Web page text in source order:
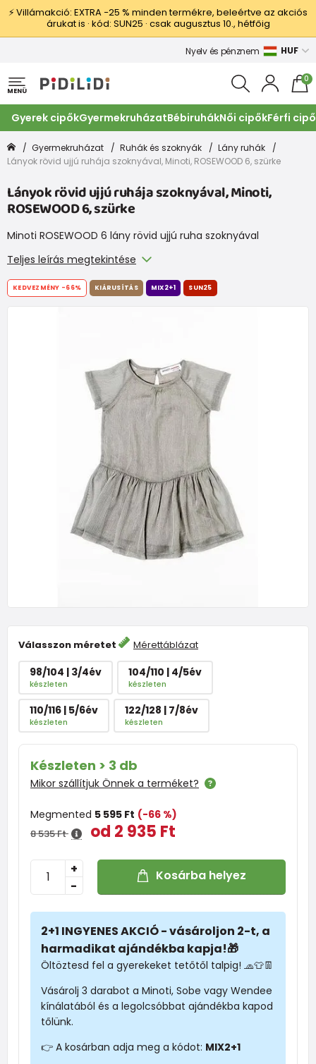
⚡ Villámakció: EXTRA −25 % minden termékre, beleértve az akciós
árukat is · kód: SUN25 · csak augusztus 10., hétfőig
Nyelv és pénznem HUF
MENÜ
0
Gyerek cipőkGyermekruházatBébiruhákNői cipőkFérfi
Gyermekruházat Ruhák és szoknyák
Lány ruhák
Lányok rövid ujjú ruhája szoknyával, Minoti, ROSEWOOD 6, szürke
Lányok rövid ujjú ruhája szoknyával, Minoti,
ROSEWOOD 6, szürke
Minoti ROSEWOOD 6 lány rövid ujjú ruha szoknyával
Teljes leírás megtekintése
Válasszon méretet Mérettáblázat
98/104 | 3/4év
készleten
104/110 | 4/5év
készleten
110/116 | 5/6év
készleten
122/128 | 7/8év
készleten
Készleten > 3 db
Mikor szállítjuk Önnek a terméket?
Megmented 5 595 Ft (-66 %)
8 535 Ft od 2 935 Ft
-
+ Kosárba helyez
2+1 INGYENES AKCIÓ - vásároljon 2-t, a
harmadikat ajándékba kapja!🎁
Öltöztesd fel a gyerekeket tetőtől talpig! 🧢👕👖
Vásárolj 3 darabot a Minoti, Sobe vagy Wendee
kínálatából és a legolcsóbbat ajándékba kapod
tőlünk.
👉 A kosárban adja meg a kódot: MIX2+1
KEDVEZMÉNY -66% KIÁRUSÍTÁS MIX2+1 SUN25